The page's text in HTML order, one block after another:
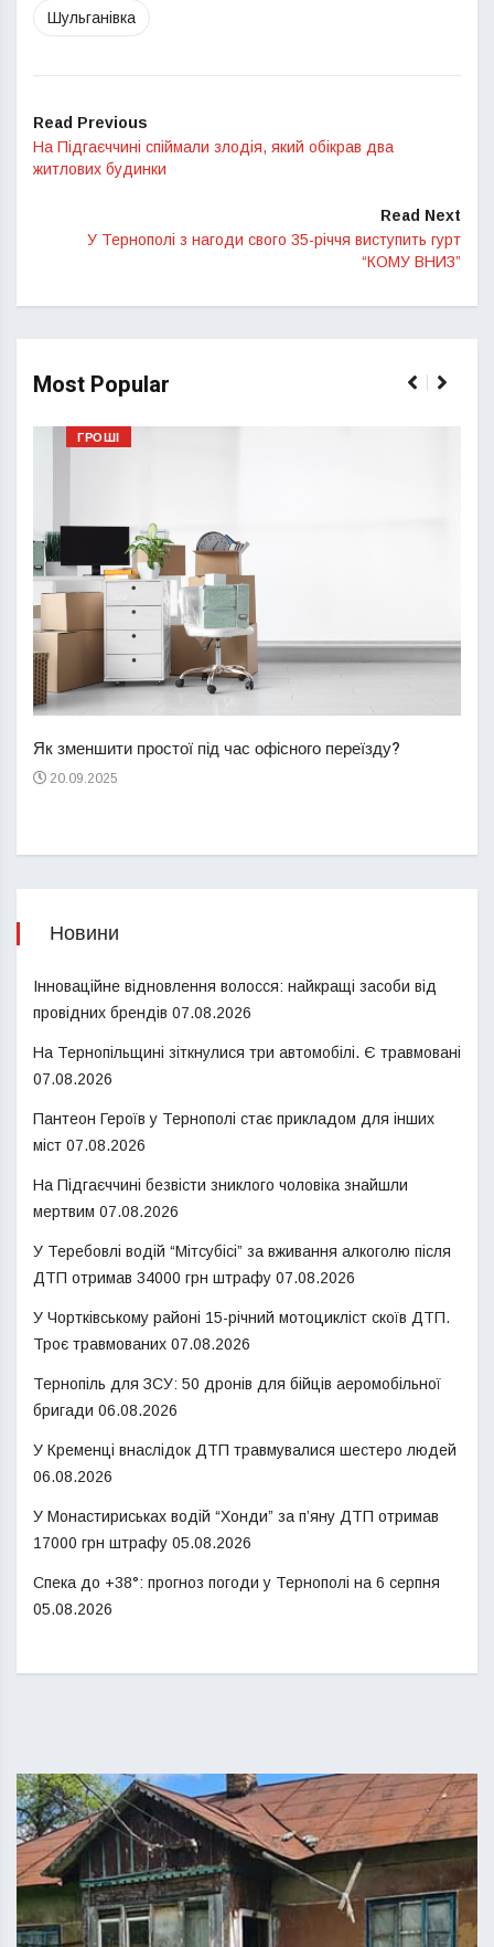
Шульганівка
Read Previous
На Підгаєччині спіймали злодія, який обікрав два
житлових будинки
Read Next
У Тернополі з нагоди свого 35-річчя виступить гурт
“КОМУ ВНИЗ”
Most Popular
ГРОШІ
Як зменшити простої під час офісного переїзду?
20.09.2025
Новини
Інноваційне відновлення волосся: найкращі засоби від
провідних брендів 07.08.2026
На Тернопільщині зіткнулися три автомобілі. Є травмовані
07.08.2026
Пантеон Героїв у Тернополі стає прикладом для інших
міст 07.08.2026
На Підгаєччині безвісти зниклого чоловіка знайшли
мертвим 07.08.2026
У Теребовлі водій “Мітсубісі” за вживання алкоголю після
ДТП отримав 34000 грн штрафу 07.08.2026
У Чортківському районі 15-річний мотоцикліст скоїв ДТП.
Троє травмованих 07.08.2026
Тернопіль для ЗСУ: 50 дронів для бійців аеромобільної
бригади 06.08.2026
У Кременці внаслідок ДТП травмувалися шестеро людей
06.08.2026
У Монастириськах водій “Хонди” за п’яну ДТП отримав
17000 грн штрафу 05.08.2026
Спека до +38°: прогноз погоди у Тернополі на 6 серпня
05.08.2026